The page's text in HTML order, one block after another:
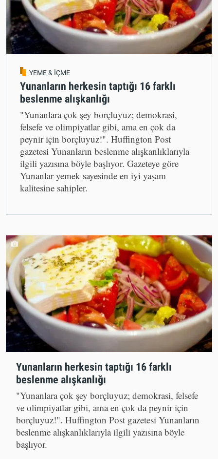
YEME & İÇME
Yunanların herkesin taptığı 16 farklı
beslenme alışkanlığı
"Yunanlara çok şey borçluyuz; demokrasi,
felsefe ve olimpiyatlar gibi, ama en çok da
peynir için borçluyuz!". Huffington Post
gazetesi Yunanların beslenme alışkanlıklarıyla
ilgili yazısına böyle başlıyor. Gazeteye göre
Yunanlar yemek sayesinde en iyi yaşam
kalitesine sahipler.
Yunanların herkesin taptığı 16 farklı
beslenme alışkanlığı
"Yunanlara çok şey borçluyuz; demokrasi, felsefe
ve olimpiyatlar gibi, ama en çok da peynir için
borçluyuz!". Huffington Post gazetesi Yunanların
beslenme alışkanlıklarıyla ilgili yazısına böyle
başlıyor.